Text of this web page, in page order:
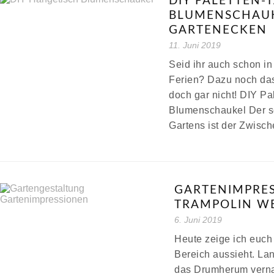
GARTENECKEN
11. Juni 2019
Seid ihr auch schon
Ferien? Dazu noch
doch gar nicht! DIY
Blumenschaukel Der
Gartens ist der
TRAMPOLIN
6. Juni 2019
Heute zeige ich
Bereich aussieht.
das Drumherum